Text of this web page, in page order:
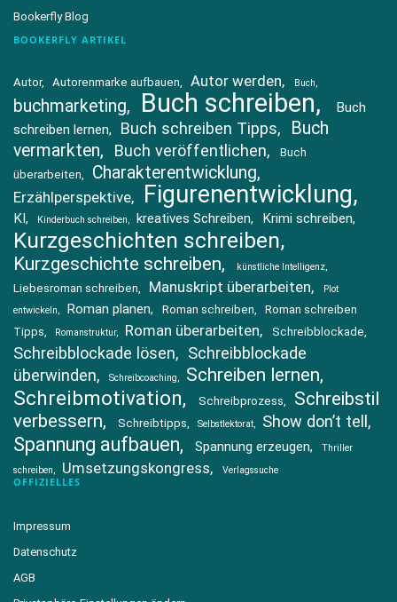
Bookerfly Blog
BOOKERFLY ARTIKEL
Autor Autorenmarke aufbauen Autor werden Buch
buchmarketing Buch schreiben
Buch
schreiben lernen
Buch schreiben Tipps
Buch
vermarkten
Buch veröffentlichen
Buch
überarbeiten
Charakterentwicklung
Erzählperspektive Figurenentwicklung
KI Kinderbuch schreiben kreatives Schreiben Krimi schreiben
Kurzgeschichten schreiben
Kurzgeschichte schreiben künstliche Intelligenz
Liebesroman schreiben Manuskript überarbeiten
Plot
entwickeln
Roman planen Roman schreiben
Roman schreiben
Tipps
Romanstruktur Roman überarbeiten Schreibblockade
Schreibblockade lösen
Schreibblockade
überwinden
Schreibcoaching Schreiben lernen
Schreibmotivation Schreibprozess
Schreibstil
verbessern
Schreibtipps Selbstlektorat Show don’t tell
Spannung aufbauen Spannung erzeugen
Thriller
schreiben
Umsetzungskongress Verlagssuche
OFFIZIELLES
Impressum
Datenschutz
AGB